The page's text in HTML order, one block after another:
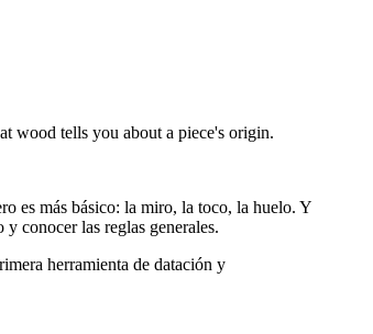
wood tells you about a piece's origin.
es más básico: la miro, la toco, la huelo. Y
conocer las reglas generales.
herramienta de datación y